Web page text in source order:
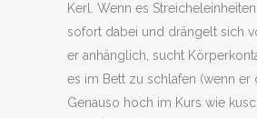
Kerl. Wenn es
sofort dabei und drängelt sich
er anhänglich, sucht
es im Bett zu schlafen (wenn er
Genauso hoch im Kurs wie